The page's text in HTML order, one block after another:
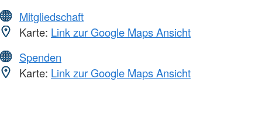
Mitgliedschaft
Karte: Link zur Google Maps Ansicht
Spenden
Karte: Link zur Google Maps Ansicht